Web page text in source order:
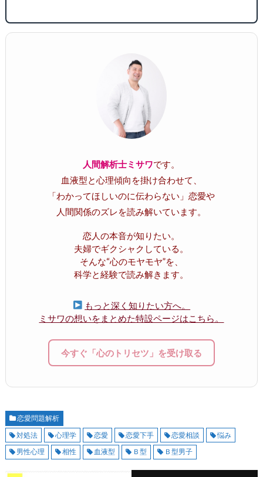
人間解析士ミサワです。
血液型と心理傾向を掛け合わせて、
「わかってほしいのに伝わらない」恋愛や
人間関係のズレを読み解いています。
恋人の本音が知りたい。
夫婦でギクシャクしている。
そんな“心のモヤモヤ”を、
科学と経験で読み解きます。
もっと深く知りたい方へ。
ミサワの想いをまとめた特設ページはこちら。
今すぐ「心のトリセツ」を受け取る
恋愛問題解析
対処法
心理学 恋愛 恋愛下手 恋愛相談
悩み
男性心理
相性 血液型 Ｂ型 Ｂ型男子